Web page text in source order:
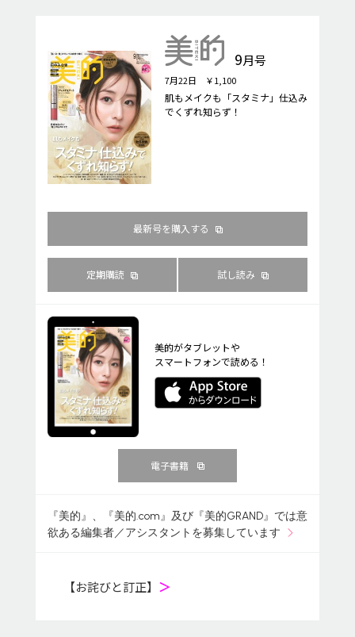
9月号
7月22日 ￥1,100
肌もメイクも「スタミナ」仕込み
でくずれ知らず！
最新号を購入する
定期購読 試し読み
美的がタブレットや
スマートフォンで読める！
電子書籍
『美的』、『美的.com』及び『美的GRAND』では意
欲ある編集者／アシスタントを募集しています
【お詫びと訂正】 ＞